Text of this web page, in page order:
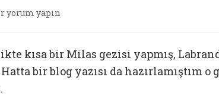
yorum yapın
kısa bir Milas gezisi yapmış,
bir blog yazısı da hazırlamıştım o